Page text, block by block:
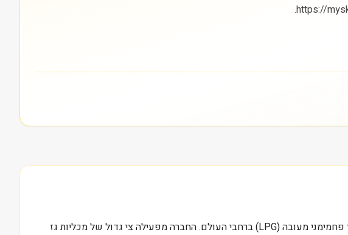
1.8 מיליארד דולר, זה שווי השוק של דוראן LPG. מאחורי המספר הזה עומדת חברה המתמחה בהובלה ימית של גז פחמימני מעובה (LPG) ברחבי העולם. החברה מפעילה צי גדול של מכליות גז